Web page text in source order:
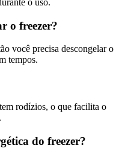
o uso.
o freezer?
você precisa descongelar o
tempos.
rodízios, o que facilita o
do freezer?